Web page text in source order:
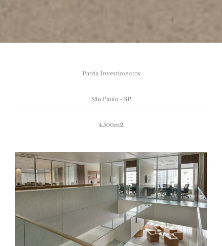
Patria Investimentos
São Paulo - SP
4.500m2